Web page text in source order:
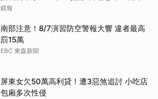
哭網
鏡報
南部注意！8/7演習防空警報大響 違者最高
罰15萬
EBC 東森新聞
屏東女欠50萬高利貸！遭3惡煞追討 小吃店
包廂多次性侵
取消